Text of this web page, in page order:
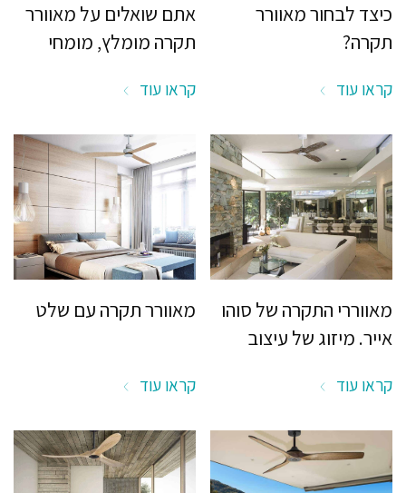
כיצד לבחור מאוורר
תקרה?
קראו עוד
אתם שואלים על מאוורר
תקרה מומלץ, מומחי
קראו עוד
מאווררי התקרה של סוהו
אייר. מיזוג של עיצוב
קראו עוד
מאוורר תקרה עם שלט
קראו עוד